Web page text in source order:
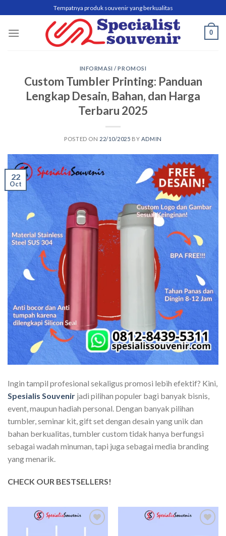
to
content
Tempatnya produk souvenir yang berkualitas
0
INFORMASI / PROMOSI
Custom Tumbler Printing: Panduan
Lengkap Desain, Bahan, dan Harga
Terbaru 2025
POSTED ON 22/10/2025 BY ADMIN
22
Oct
Ingin tampil profesional sekaligus promosi lebih efektif? Kini,
Spesialis Souvenir jadi pilihan populer bagi banyak bisnis,
event, maupun hadiah personal. Dengan banyak pilihan
tumbler, seminar kit, gift set dengan desain yang unik dan
bahan berkualitas, tumbler custom tidak hanya berfungsi
sebagai wadah minuman, tapi juga sebagai media branding
yang menarik.
CHECK OUR BESTSELLERS!